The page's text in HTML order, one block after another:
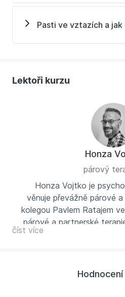
Pasti ve vztazích a
Lektoři kurzu
Honza
párový
Honza Vojtko je
věnuje převážně párové
kolegou Pavlem Ratajem
párové a partnerské
v kognitivně-behaviorální
Kromě terapie také píše
číst více